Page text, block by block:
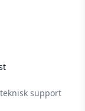
support